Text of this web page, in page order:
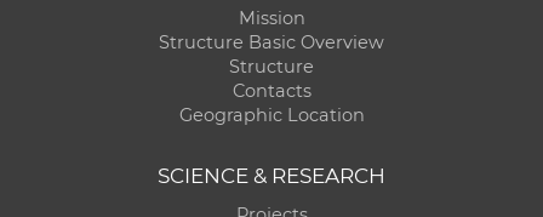
Mission
Structure Basic Overview
Structure
Contacts
Geographic Location
SCIENCE & RESEARCH